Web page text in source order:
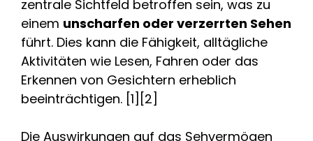
zentrale Sichtfeld betroffen sein, was zu
einem unscharfen oder verzerrten Sehen
führt. Dies kann die Fähigkeit, alltägliche
Aktivitäten wie Lesen, Fahren oder das
Erkennen von Gesichtern erheblich
beeinträchtigen. [1][2]
Die Auswirkungen auf das Sehvermögen